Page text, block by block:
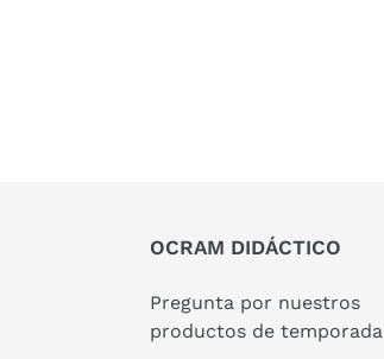
OCRAM DIDÁCTICO
Pregunta por nuestros
productos de temporada